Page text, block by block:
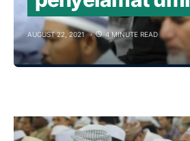
AUGUST 22, 2021 4 MINUTE READ